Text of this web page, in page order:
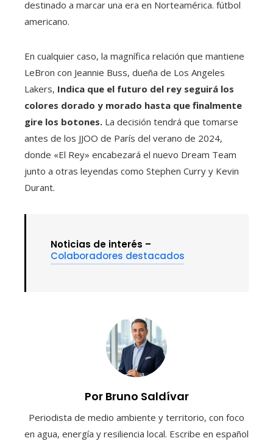
destinado a marcar una era en Norteamérica. fútbol
americano.
En cualquier caso, la magnífica relación que mantiene
LeBron con Jeannie Buss, dueña de Los Angeles
Lakers, Indica que el futuro del rey seguirá los
colores dorado y morado hasta que finalmente
gire los botones. La decisión tendrá que tomarse
antes de los JJOO de París del verano de 2024,
donde «El Rey» encabezará el nuevo Dream Team
junto a otras leyendas como Stephen Curry y Kevin
Durant.
Noticias de interés –
Colaboradores destacados
Por Bruno Saldívar
Periodista de medio ambiente y territorio, con foco
en agua, energía y resiliencia local. Escribe en español